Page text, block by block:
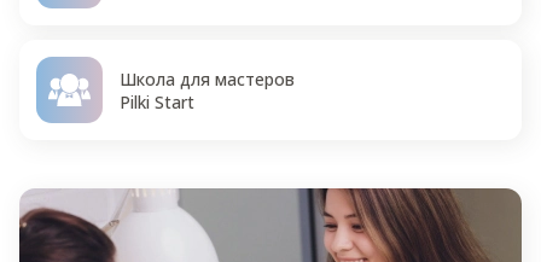
Школа для мастеров
Pilki Start